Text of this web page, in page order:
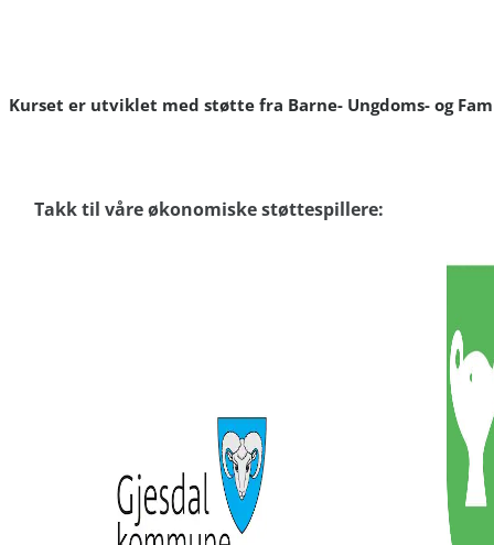
Kurset er utviklet med støtte fra Barne- Ungdoms- og
Takk til våre økonomiske støttespillere: